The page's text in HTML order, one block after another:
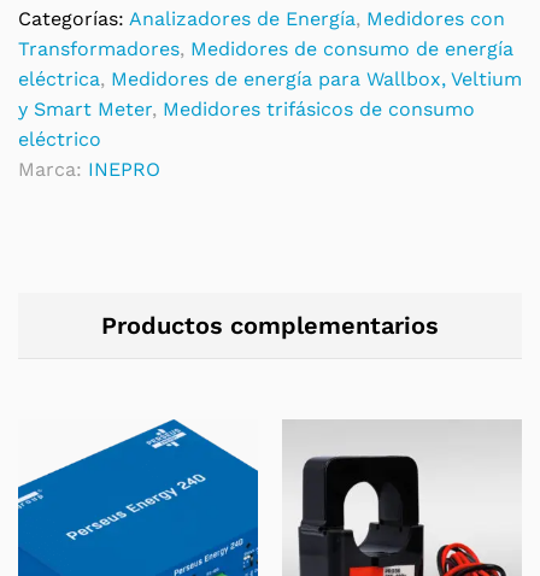
MID/MIR
quantity
Categorías: Analizadores de Energía, Medidores con
Transformadores, Medidores de consumo de energía
eléctrica, Medidores de energía para Wallbox, Veltium
y Smart Meter, Medidores trifásicos de consumo
eléctrico
Marca: INEPRO
Productos complementarios